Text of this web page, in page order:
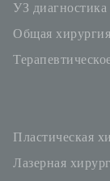
Урология
ЛОР-отделение
УЗ диагностика
Общая хирургия
Пластическая
Лазерная